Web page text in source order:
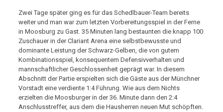
Zwei Tage später ging es für das Schedlbauer-Team bereits
weiter und man war zum letzten Vorbereitungsspiel in der Ferne
in Moosburg zu Gast. 35 Minuten lang bestaunten die knapp 100
Zuschauer in der Clariant Arena eine selbstbewusste und
dominante Leistung der Schwarz-Gelben, die von gutem
Kombinationsspiel, konsequentem Defensivverhalten und
mannschaftlicher Geschlossenheit geprägt war. In diesem
Abschnitt der Partie erspielten sich die Gäste aus der Münchner
Vorstadt eine verdiente 1:4 Führung. Wie aus dem Nichts
erzielten die Moosburger in der 36. Minute dann den 2:4
Anschlusstreffer, aus dem die Hausherren neuen Mut schöpften.